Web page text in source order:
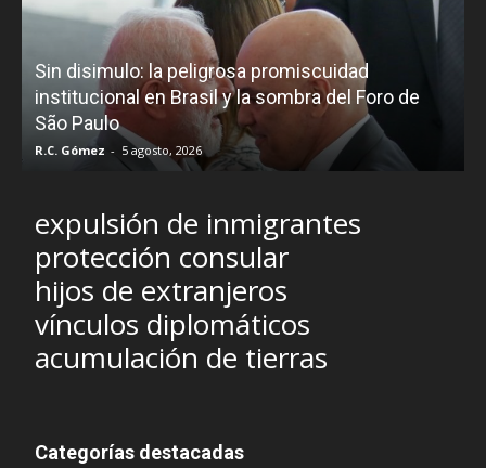
Sin disimulo: la peligrosa promiscuidad
institucional en Brasil y la sombra del Foro de
São Paulo
R.C. Gómez - 5 agosto, 2026
expulsión de inmigrantes
protección consular
hijos de extranjeros
vínculos diplomáticos
acumulación de tierras
Categorías destacadas